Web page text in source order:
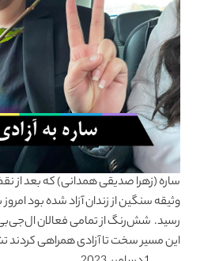
ساره (زهرا صدیقی همدانی) که بعد از
وثیقه سنگین از زندان آزاد شده بود
رسید. شش‌رنگ از تمامی فعالان
این مسیر سخت تا آزادی همراهی کردند